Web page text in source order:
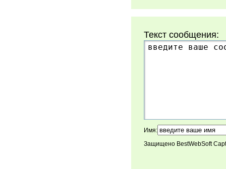
Текст сообщения:
Имя:
Защищено BestWebSoft